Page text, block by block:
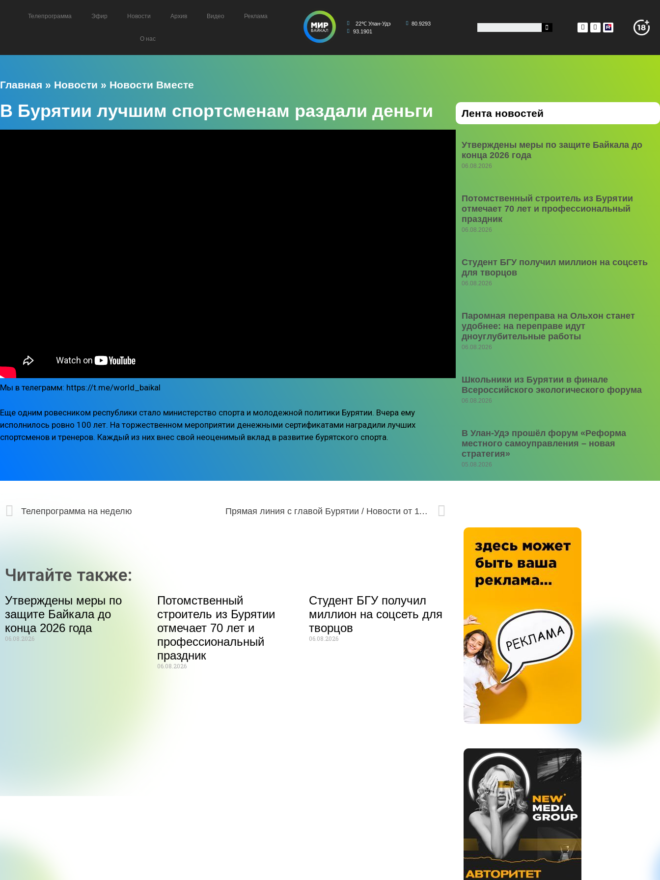
Телепрограмма Эфир Новости Архив Видео Реклама
О нас
22℃ Улан-Удэ
80.9293
93.1901
Главная » Новости » Новости Вместе
В Бурятии лучшим спортсменам раздали деньги
Мы в телеграмм: https://t.me/world_baikal
Еще одним ровесником республики стало министерство спорта и молодежной политики Бурятии. Вчера ему
исполнилось ровно 100 лет. На торжественном мероприятии денежными сертификатами наградили лучших
спортсменов и тренеров. Каждый из них внес свой неоценимый вклад в развитие бурятского спорта.
Лента новостей
Утверждены меры по защите Байкала до
конца 2026 года
06.08.2026
Потомственный строитель из Бурятии
отмечает 70 лет и профессиональный
праздник
06.08.2026
Студент БГУ получил миллион на соцсеть
для творцов
06.08.2026
Паромная переправа на Ольхон станет
удобнее: на переправе идут
дноуглубительные работы
06.08.2026
Школьники из Бурятии в финале
Всероссийского экологического форума
06.08.2026
В Улан-Удэ прошёл форум «Реформа
местного самоуправления – новая
стратегия»
05.08.2026
Телепрограмма на неделю Прямая линия с главой Бурятии / Новости от 11.12.23
Читайте также:
Утверждены меры по
защите Байкала до
конца 2026 года
06.08.2026
Потомственный
строитель из Бурятии
отмечает 70 лет и
профессиональный
праздник
06.08.2026
Студент БГУ получил
миллион на соцсеть для
творцов
06.08.2026